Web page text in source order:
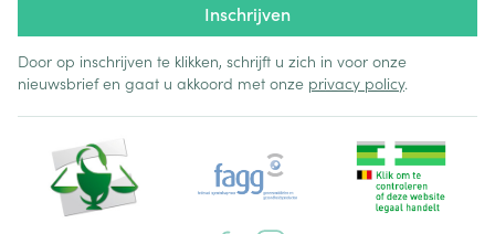
Inschrijven
Door op inschrijven te klikken, schrijft u zich in voor onze
nieuwsbrief en gaat u akkoord met onze privacy policy.